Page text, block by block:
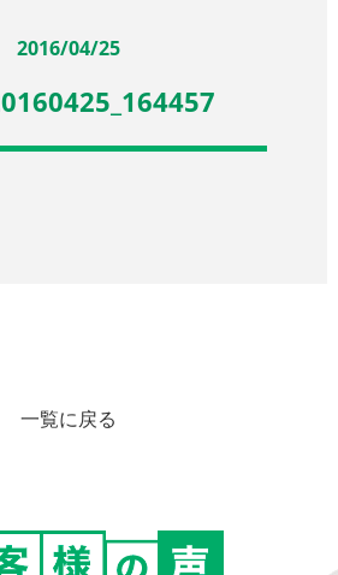
2016/04/25
一覧に戻る